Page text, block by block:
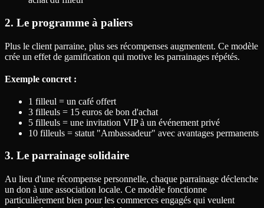
2. Le programme à paliers
Plus le client parraine, plus ses récompenses augmentent. Ce modèle
crée un effet de gamification qui motive les parrainages répétés.
Exemple concret :
1 filleul = un café offert
3 filleuls = 15 euros de bon d'achat
5 filleuls = une invitation VIP à un événement privé
10 filleuls = statut "Ambassadeur" avec avantages permanents
3. Le parrainage solidaire
Au lieu d'une récompense personnelle, chaque parrainage déclenche
un don à une association locale. Ce modèle fonctionne
particulièrement bien pour les commerces engagés qui veulent